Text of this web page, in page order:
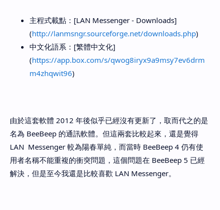
主程式載點：[LAN Messenger - Downloads]
(http://lanmsngr.sourceforge.net/downloads.php)
中文化語系：[繁體中文化]
(https://app.box.com/s/qwog8iryx9a9msy7ev6drm
m4zhqwit96)
由於這套軟體 2012 年後似乎已經沒有更新了，取而代之的是
名為 BeeBeep 的通訊軟體。但這兩套比較起來，還是覺得
LAN Messenger 較為陽春單純，而當時 BeeBeep 4 仍有使
用者名稱不能重複的衝突問題，這個問題在 BeeBeep 5 已經
解決，但是至今我還是比較喜歡 LAN Messenger。